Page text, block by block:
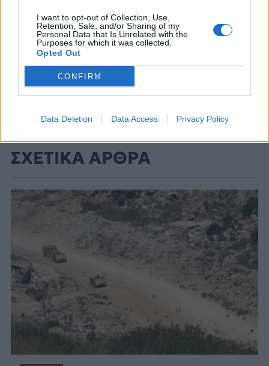
I want to opt-out of Collection, Use,
Retention, Sale, and/or Sharing of my
Personal Data that Is Unrelated with the
Purposes for which it was collected.
Opted Out
CONFIRM
Data Deletion Data Access Privacy Policy
ΣΧΕΤΙΚΑ ΑΡΘΡΑ